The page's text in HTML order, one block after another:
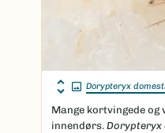
Dorypteryx
Mange kortvingede og
innendørs. Dorypteryx